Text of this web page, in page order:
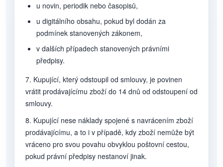
u novin, periodik nebo časopisů,
u digitálního obsahu, pokud byl dodán za
podmínek stanovených zákonem,
v dalších případech stanovených právními
předpisy.
7. Kupující, který odstoupil od smlouvy, je povinen
vrátit prodávajícímu zboží do 14 dnů od odstoupení od
smlouvy.
8. Kupující nese náklady spojené s navrácením zboží
prodávajícímu, a to i v případě, kdy zboží nemůže být
vráceno pro svou povahu obvyklou poštovní cestou,
pokud právní předpisy nestanoví jinak.